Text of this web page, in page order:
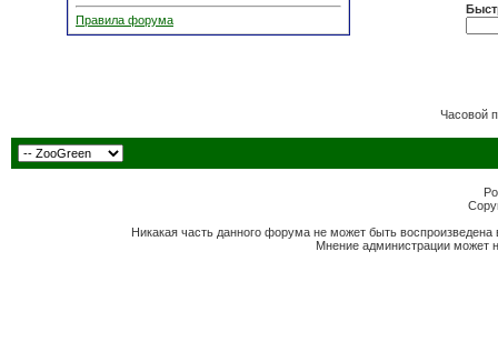
Правила форума
Часовой
Никакая часть данного форума не может быть
Мнение администрации может